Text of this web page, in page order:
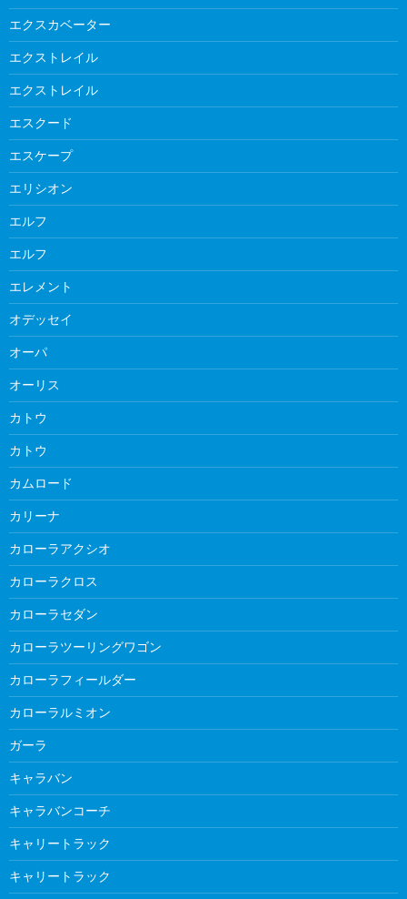
エクスカベーター
エクストレイル
エクストレイル
エスクード
エスケープ
エリシオン
エルフ
エルフ
エレメント
オデッセイ
オーパ
オーリス
カトウ
カトウ
カムロード
カリーナ
カローラアクシオ
カローラクロス
カローラセダン
カローラツーリングワゴン
カローラフィールダー
カローラルミオン
ガーラ
キャラバン
キャラバンコーチ
キャリートラック
キャリートラック